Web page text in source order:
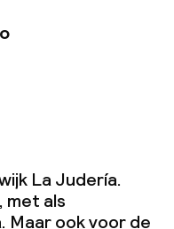
La Judería.
met als
ook voor de